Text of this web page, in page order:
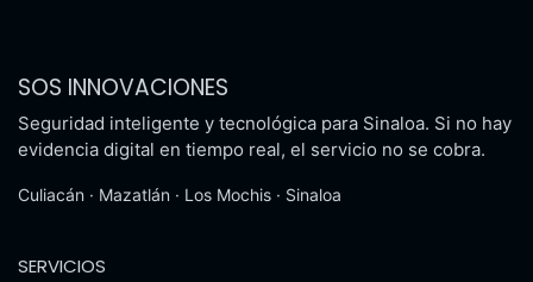
SOS INNOVACIONES
Seguridad inteligente y tecnológica para Sinaloa. Si no hay
evidencia digital en tiempo real, el servicio no se cobra.
Culiacán · Mazatlán · Los Mochis · Sinaloa
SERVICIOS